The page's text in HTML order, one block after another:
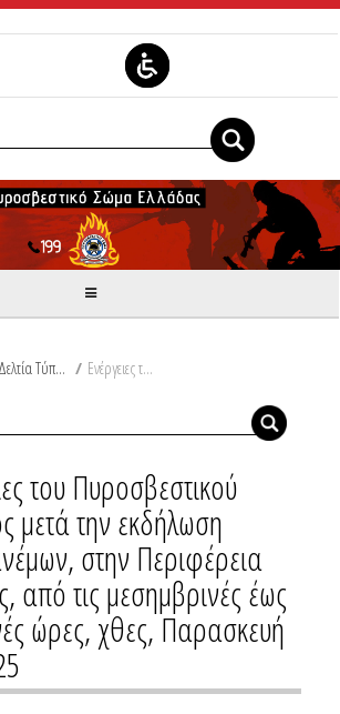
Δελτία Τύπου / Ενέργειες του Πυροσβεστικού Σώματος μετά την εκδήλωση ισχυρών ανέμων, στην Περιφέρεια Θεσσαλίας, από τις μεσημβρινές έως τις βραδινές ώρες, χθες, Παρασκευή 20/06/2025
του Πυροσβεστικού
μετά την εκδήλωση
στην Περιφέρεια
από τις μεσημβρινές έως
ώρες, χθες, Παρασκευή